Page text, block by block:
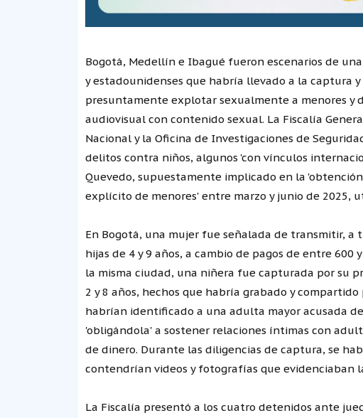
Bogotá, Medellín e Ibagué fueron escenarios de
y estadounidenses que habría llevado a la captura
presuntamente explotar sexualmente a menores y
audiovisual con contenido sexual. La Fiscalía
Nacional y la Oficina de Investigaciones de
delitos contra niños, algunos 'con vínculos
Quevedo, supuestamente implicado en la
explícito de menores' entre marzo y junio de 2025,
En Bogotá, una mujer fue señalada de transmitir, a
hijas de 4 y 9 años, a cambio de pagos de entre
la misma ciudad, una niñera fue capturada por su
2 y 8 años, hechos que habría grabado y
habrían identificado a una adulta mayor acusada
'obligándola' a sostener relaciones íntimas con
de dinero. Durante las diligencias de captura, se
contendrían videos y fotografías que evidenciaban
La Fiscalía presentó a los cuatro detenidos ante